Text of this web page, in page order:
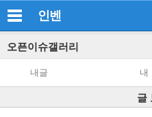
인벤
오픈이슈갤러리
내글 내
글